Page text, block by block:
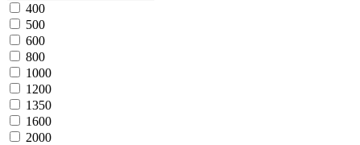
400
500
600
800
1000
1200
1350
1600
2000